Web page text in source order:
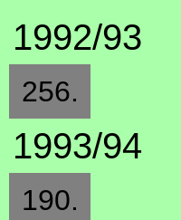
1992/93
256.
1993/94
190.